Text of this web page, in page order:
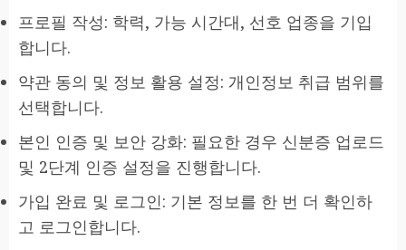
프로필 작성: 학력, 가능 시간대, 선호 업종을 기입
합니다.
약관 동의 및 정보 활용 설정: 개인정보 취급 범위를
선택합니다.
본인 인증 및 보안 강화: 필요한 경우 신분증 업로드
및 2단계 인증 설정을 진행합니다.
가입 완료 및 로그인: 기본 정보를 한 번 더 확인하
고 로그인합니다.